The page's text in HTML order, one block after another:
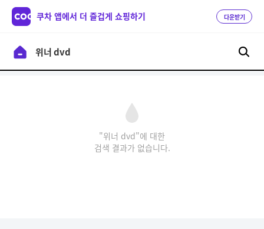
쿠차 앱에서 더 즐겁게 쇼핑하기 다운받기
"위너 dvd"에 대한
검색 결과가 없습니다.